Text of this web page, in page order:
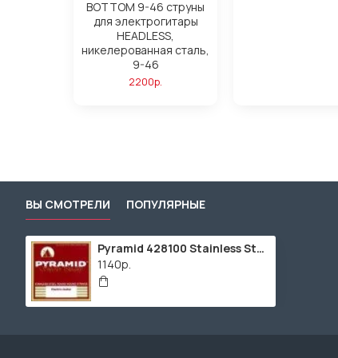
BOTTOM 9-46 струны
для электрогитары
HEADLESS,
никелерованная сталь,
9-46
2200р.
ВЫ СМОТРЕЛИ ПОПУЛЯРНЫЕ
Pyramid 428100 Stainless Steel
1140р.